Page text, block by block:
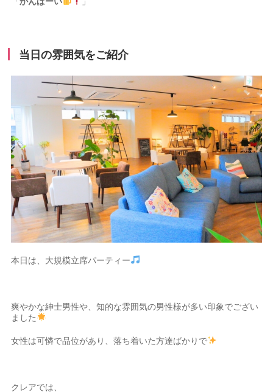
当日の雰囲気をご紹介
本日は、大規模立席パーティー
爽やかな紳士男性や、知的な雰囲気の男性様が多い印象でござい
ました
女性は可憐で品位があり、落ち着いた方達ばかりで
クレアでは、